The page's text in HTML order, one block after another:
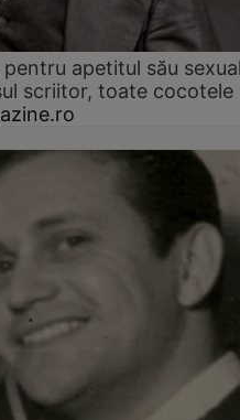
apetitul său
scriitor, toate cocotele